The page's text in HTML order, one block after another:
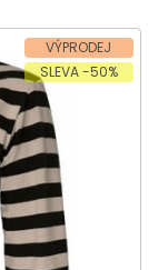
VÝPRODEJ
SLEVA -50%